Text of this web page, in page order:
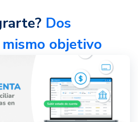
Dos
objetivo